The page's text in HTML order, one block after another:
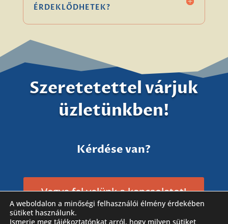
ÉRDEKLŐDHETEK?
Szeretetettel várjuk
üzletünkben!
Kérdése van?
Vegye fel velünk a kapcsolatot!
A weboldalon a minőségi felhasználói élmény érdekében
sütiket használunk.
Ismerje meg tájékoztatónkat arról, hogy milyen sütiket